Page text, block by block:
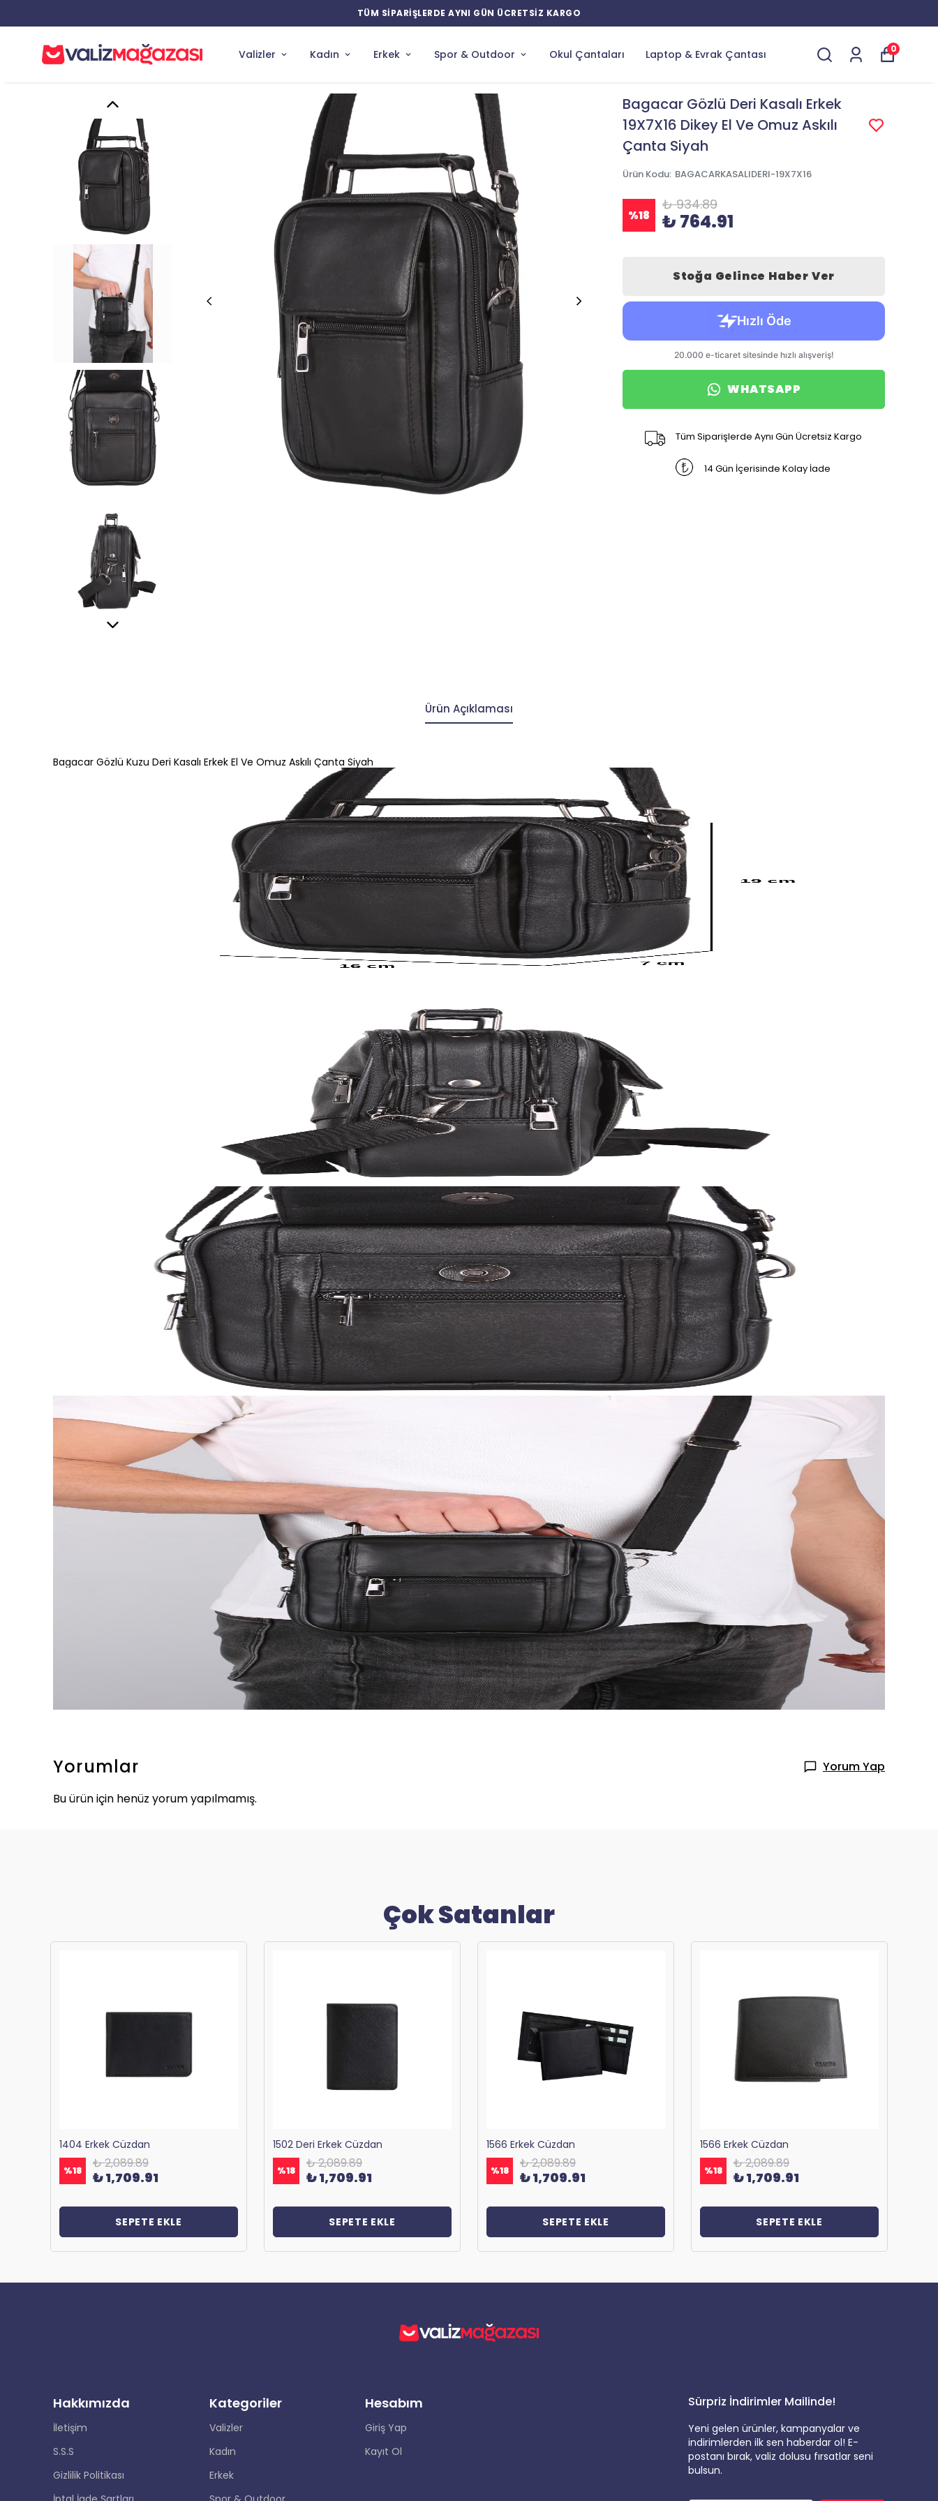
YENİ ÜRÜNLERDE ÖZEL İNDİRİMLER
Valizler Kadın Erkek Spor & Outdoor Okul Çantaları Laptop & Evrak Çantası 0
Bagacar Gözlü Deri Kasalı Erkek
19X7X16 Dikey El Ve Omuz Askılı
Çanta Siyah
Ürün Kodu: BAGACARKASALIDERI-19X7X16
%18
₺ 934.89
₺ 764.91
Stoğa Gelince Haber Ver
WHATSAPP
Tüm Siparişlerde Aynı Gün Ücretsiz Kargo
14 Gün İçerisinde Kolay İade
Ürün Açıklaması
Bagacar Gözlü Kuzu Deri Kasalı Erkek El Ve Omuz Askılı Çanta Siyah
Yorumlar
Yorum Yap
Bu ürün için henüz yorum yapılmamış.
Çok Satanlar
1404 Erkek Cüzdan
%18 ₺ 2,089.89
₺ 1,709.91
SEPETE EKLE
1502 Deri Erkek Cüzdan
%18 ₺ 2,089.89
₺ 1,709.91
SEPETE EKLE
1566 Erkek Cüzdan
%18 ₺ 2,089.89
₺ 1,709.91
SEPETE EKLE
1566 Erkek Cüzdan
%18 ₺ 2,089.89
₺ 1,709.91
SEPETE EKLE
Hakkımızda
İletişim
S.S.S
Gizlilik Politikası
Kategoriler
Valizler
Kadın
Erkek
Hesabım
Giriş Yap
Kayıt Ol
Sürpriz İndirimler Mailinde!
Yeni gelen ürünler, kampanyalar ve
indirimlerden ilk sen haberdar ol! E-
postanı bırak, valiz dolusu fırsatlar seni
bulsun.